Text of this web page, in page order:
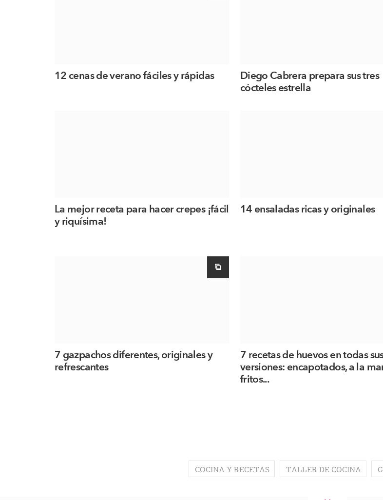
12 cenas de verano fáciles y rápidas
Diego Cabrera prepara sus tres
cócteles estrella
La mejor receta para hacer crepes ¡fácil
y riquísima!
14 ensaladas ricas y originales
7 gazpachos diferentes, originales y
refrescantes
7 recetas de huevos en todas
versiones: encapotados, a la
fritos...
COCINA Y RECETAS TALLER DE COCINA